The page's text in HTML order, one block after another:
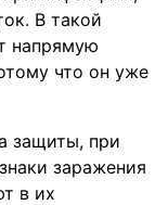
В такой
напрямую
что он уже
защиты, при
заражения
в их